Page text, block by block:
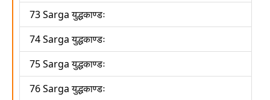
73 Sarga युद्धकाण्डः
74 Sarga युद्धकाण्डः
75 Sarga युद्धकाण्डः
76 Sarga युद्धकाण्डः